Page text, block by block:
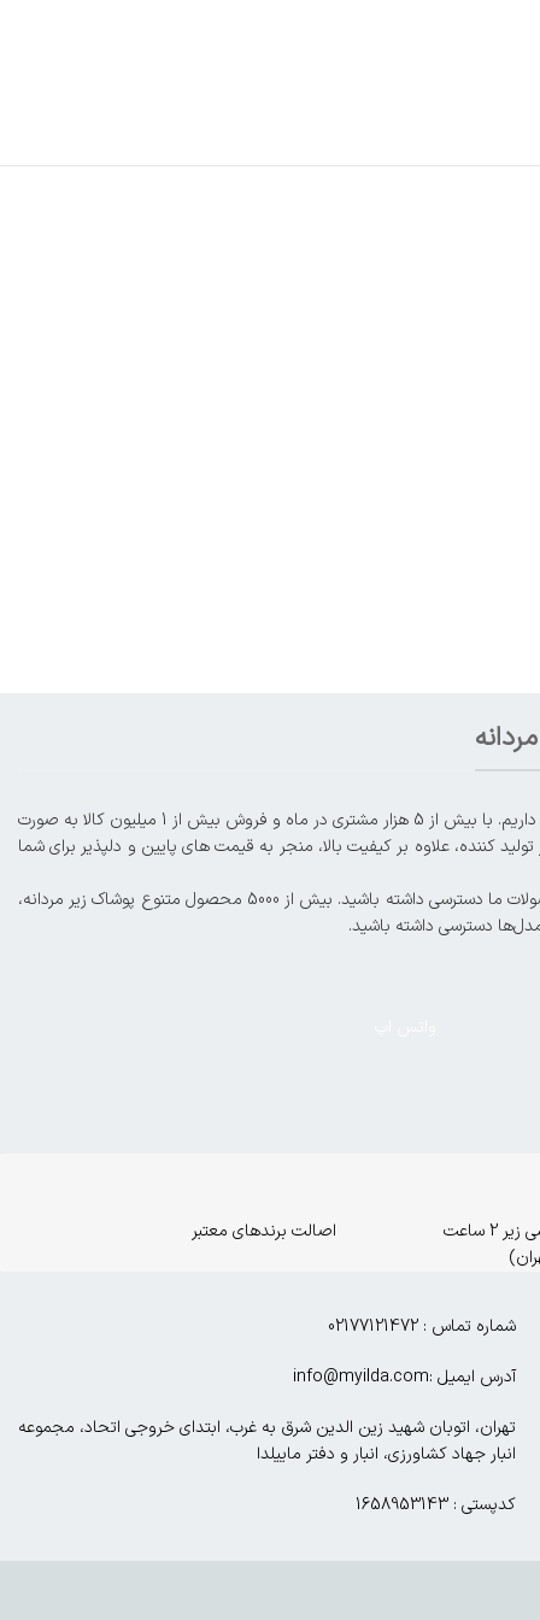
با افتخار از سال 1395، ما در عرصه فروش آنلاین محصولات لباس زیر زنانه و مردانه، از جمله شورت، سوتین، ست، بادی، لباس زیر ورزشی، گن و موارد دیگر حضور داریم. با بیش از 5 هزار مشتری در ماه و فروش بیش از 1 میلیون کالا به صورت
کننده، علاوه بر کیفیت بالا، منجر به قیمت های پایین و دلپذیر برای شما
کمترین فاصله با مشتریان عزیز و ارائه خدمات و فروش حرفه‌ای از اهداف ماست. شما میتوانید در صورت تمایل، به صورت اورژانسی و زیر ۴ ساعت کاری به محصولات ما دسترسی داشته باشید. بیش از 5000 محصول متنوع پوشاک زیر مردانه،
دسترسی داشته باشید.
اصالت برندهای معتبر
ارسال اورژانسی زیر 2 ساعت
شماره تماس : 02177121472
آدرس ایمیل :info@myilda.com
تهران، اتوبان شهید زین الدین شرق به غرب، ابتدای خروجی اتحاد، مجموعه
انبار جهاد کشاورزی، انبار و دفتر ماییلدا
کدپستی : 1658953143